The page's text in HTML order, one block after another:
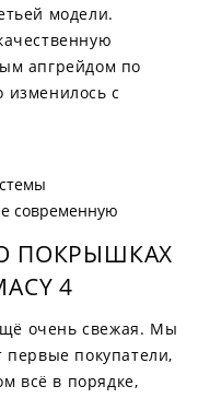
модели.
апгрейдом по
с
современную
ПОКРЫШКАХ
4
очень свежая. Мы
покупатели,
всё в порядке,